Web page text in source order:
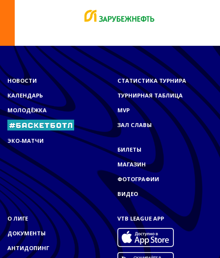
НОВОСТИ
КАЛЕНДАРЬ
МОЛОДЁЖКА
ЭКО-МАТЧИ
СТАТИСТИКА ТУРНИРА
ТУРНИРНАЯ ТАБЛИЦА
MVP
ЗАЛ СЛАВЫ
БИЛЕТЫ
МАГАЗИН
ФОТОГРАФИИ
ВИДЕО
О ЛИГЕ
ДОКУМЕНТЫ
АНТИДОПИНГ
VTB LEAGUE APP